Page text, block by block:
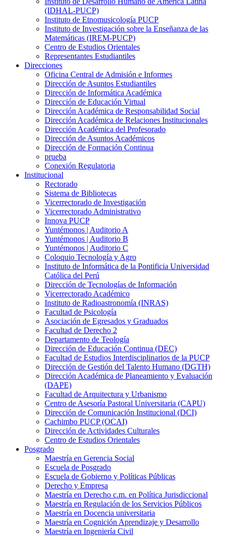
(IDHAL-PUCP)
Instituto de Etnomusicología PUCP
Instituto de Investigación sobre la Enseñanza de las
Matemáticas (IREM-PUCP)
Centro de Estudios Orientales
Representantes Estudiantiles
Direcciones
Oficina Central de Admisión e Informes
Dirección de Asuntos Estudiantiles
Dirección de Informática Académica
Dirección de Educación Virtual
Dirección Académica de Responsabilidad Social
Dirección Académica de Relaciones Institucionales
Dirección Académica del Profesorado
Dirección de Asuntos Académicos
Dirección de Formación Continua
prueba
Conexión Regulatoria
Institucional
Rectorado
Sistema de Bibliotecas
Vicerrectorado de Investigación
Vicerrectorado Administrativo
Innova PUCP
Yuntémonos | Auditorio A
Yuntémonos | Auditorio B
Yuntémonos | Auditorio C
Coloquio Tecnología y Agro
Instituto de Informática de la Pontificia Universidad
Católica del Perú
Dirección de Tecnologías de Información
Vicerrectorado Académico
Instituto de Radioastronomía (INRAS)
Facultad de Psicología
Asociación de Egresados y Graduados
Facultad de Derecho 2
Departamento de Teología
Dirección de Educación Continua (DEC)
Facultad de Estudios Interdisciplinarios de la PUCP
Dirección de Gestión del Talento Humano (DGTH)
Dirección Académica de Planeamiento y Evaluación
(DAPE)
Facultad de Arquitectura y Urbanismo
Centro de Asesoría Pastoral Universitaria (CAPU)
Dirección de Comunicación Institucional (DCI)
Cachimbo PUCP (OCAI)
Dirección de Actividades Culturales
Centro de Estudios Orientales
Posgrado
Maestría en Gerencia Social
Escuela de Posgrado
Escuela de Gobierno y Políticas Públicas
Derecho y Empresa
Maestría en Derecho c.m. en Política Jurisdiccional
Maestría en Regulación de los Servicios Públicos
Maestría en Docencia universitaria
Maestría en Cognición Aprendizaje y Desarrollo
Maestría en Ingeniería Civil